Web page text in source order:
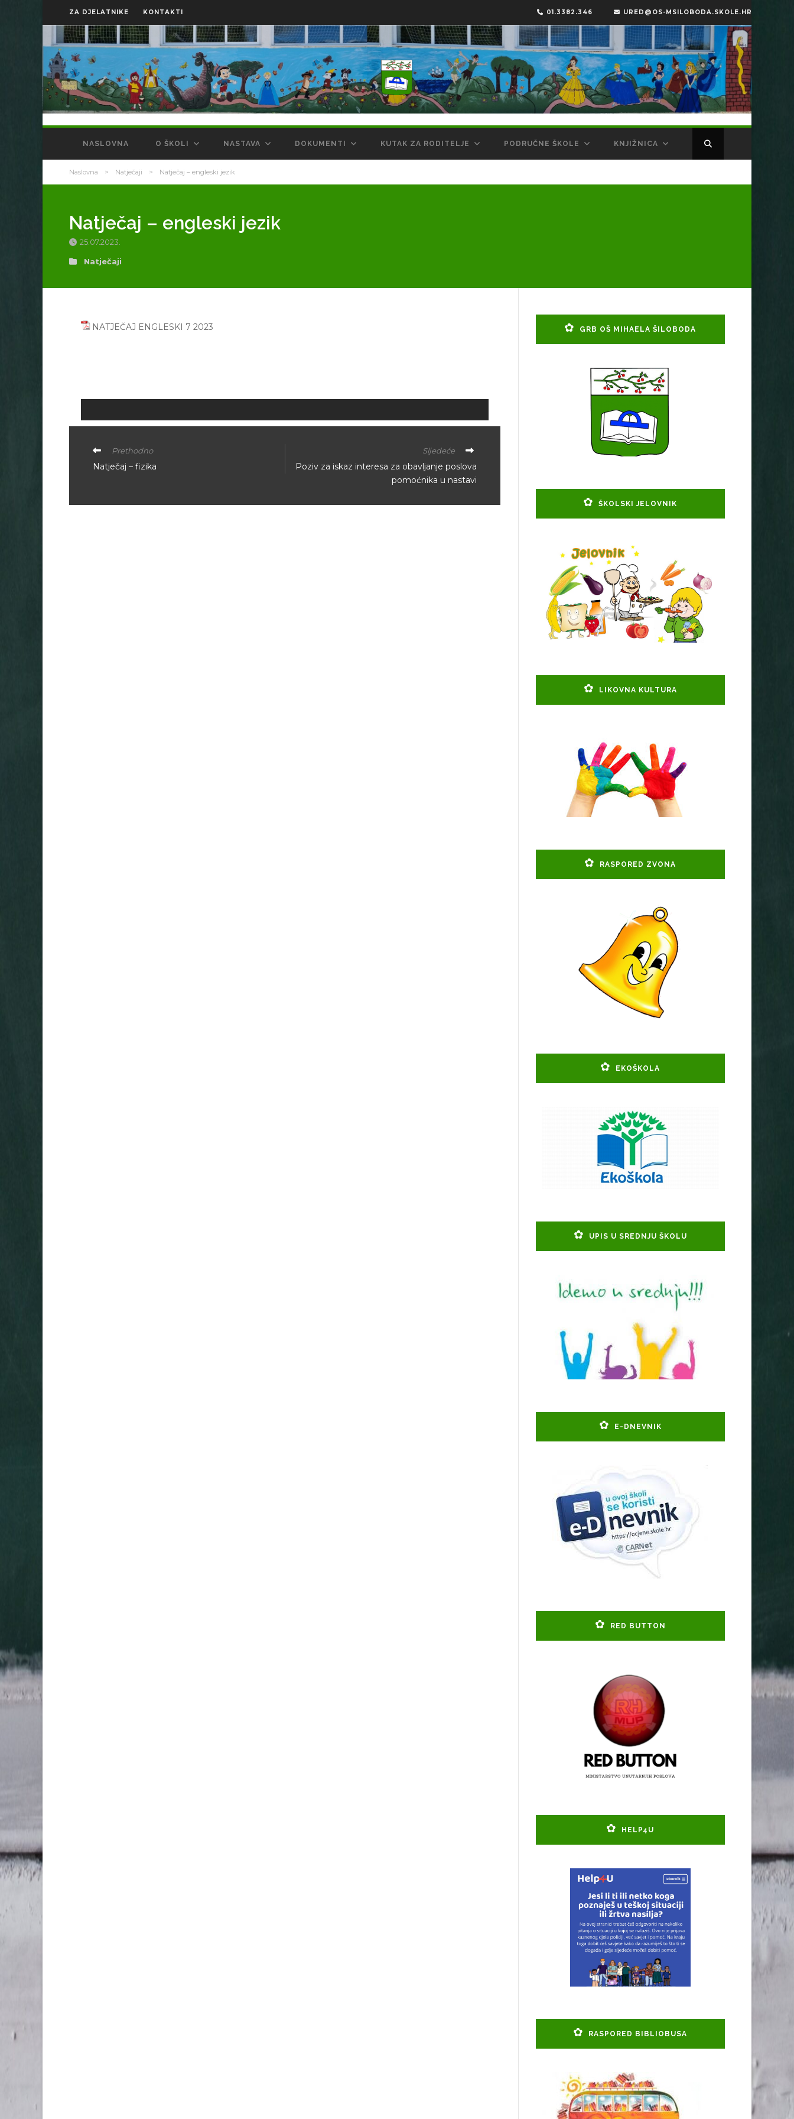
ZA DJELATNIKE KONTAKTI 01.3382.346 URED@OS-MSILOBODA.SKOLE.HR
NASLOVNA O ŠKOLI NASTAVA DOKUMENTI KUTAK ZA RODITELJE PODRUČNE ŠKOLE KNJIŽNICA
Naslovna > Natječaji > Natječaj – engleski jezik
Natječaj – engleski jezik
25.07.2023.
Natječaji
NATJEČAJ ENGLESKI 7 2023
Prethodno
Natječaj – fizika
Sljedeće
Poziv za iskaz interesa za obavljanje poslova
pomoćnika u nastavi
GRB OŠ MIHAELA ŠILOBODA
ŠKOLSKI JELOVNIK
LIKOVNA KULTURA
RASPORED ZVONA
EKOŠKOLA
UPIS U SREDNJU ŠKOLU
E-DNEVNIK
RED BUTTON
HELP4U
RASPORED BIBLIOBUSA